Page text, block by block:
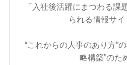
「入社後活躍にまつわる課
られる情報サイ
“これからの人事のあり方”
略構築”のた